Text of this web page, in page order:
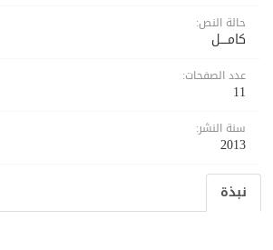
حالة النص:
كامــــل
عدد الصفحات:
11
سنة النشر:
2013
نبذة